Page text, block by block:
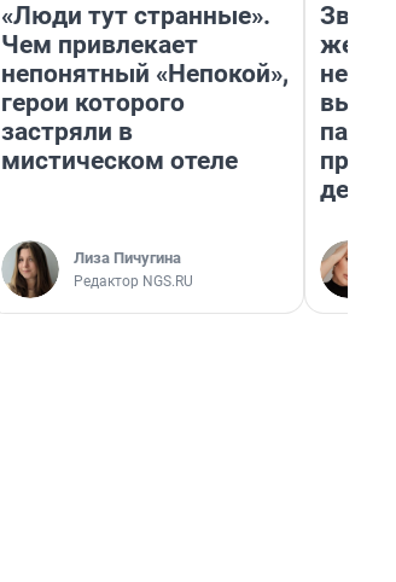
«Люди тут странные».
Чем привлекает
непонятный «Непокой»,
герои которого
застряли в
мистическом отеле
Лиза Пичугина
Редактор NGS.RU
день